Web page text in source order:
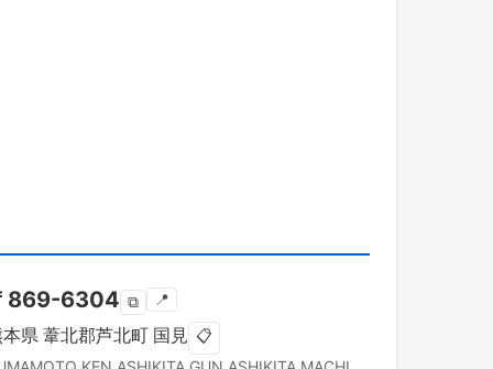
869-6304 ⧉ 📍
本県 葦北郡芦北町 国見 📋